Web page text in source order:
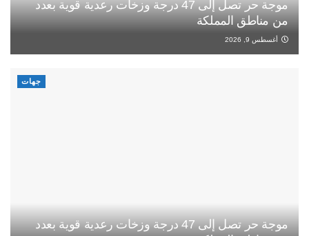
موجة حر تصل إلى 47 درجة وزخات رعدية قوية بعدد
من مناطق المملكة
أغسطس 9, 2026
جهات
موجة حر تصل إلى 47 درجة وزخات رعدية قوية بعدد